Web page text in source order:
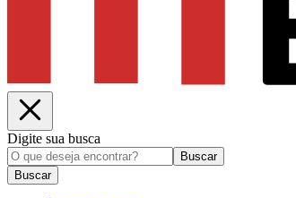
Digite sua busca
Buscar
Buscar